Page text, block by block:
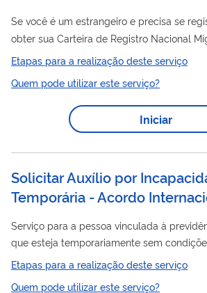
Se você é um estrangeiro e precisa se
obter sua Carteira de Registro Nacional
siga as orientações abaixo. Esse registro é
Quem tem visto temporário; Quem recebeu autorização de
residência (publicada no Diário Oficial da União);
apátridas ou asilados, que já foram
autoridades competentes. O registro é um processo de
(como...
Etapas para a realização deste serviço
Quem pode utilizar este serviço?
Iniciar
Solicitar Auxílio por
Temporária - Acordo
Serviço para a pessoa vinculada à
que esteja temporariamente sem
motivo de doença e que tenha trabalhado
Etapas para a realização deste serviço
Quem pode utilizar este serviço?